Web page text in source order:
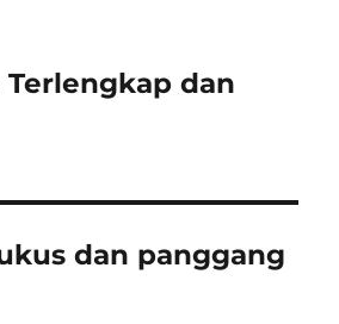
Terlengkap dan
dan panggang